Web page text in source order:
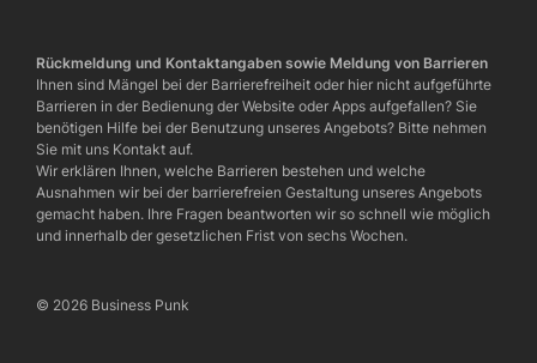
Rückmeldung und Kontaktangaben sowie Meldung von Barrieren
Ihnen sind Mängel bei der Barrierefreiheit oder hier nicht aufgeführte
Barrieren in der Bedienung der Website oder Apps aufgefallen? Sie
benötigen Hilfe bei der Benutzung unseres Angebots? Bitte nehmen
Sie mit uns Kontakt auf.
Wir erklären Ihnen, welche Barrieren bestehen und welche
Ausnahmen wir bei der barrierefreien Gestaltung unseres Angebots
gemacht haben. Ihre Fragen beantworten wir so schnell wie möglich
und innerhalb der gesetzlichen Frist von sechs Wochen.
© 2026 Business Punk